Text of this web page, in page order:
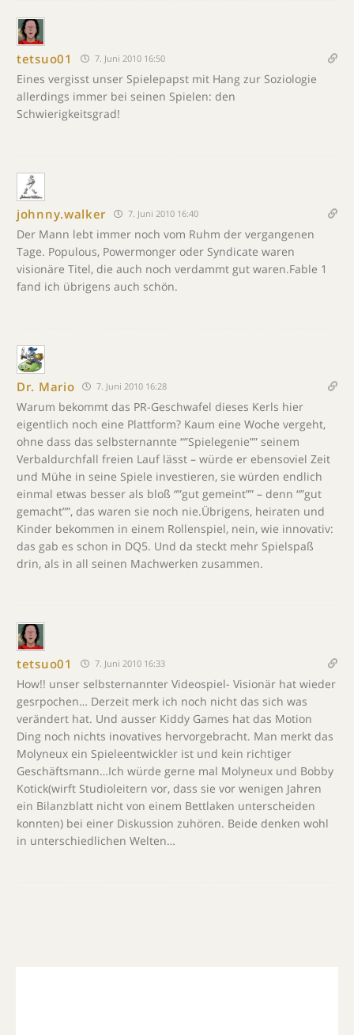
tetsuo01 7. Juni 2010 16:50
Eines vergisst unser Spielepapst mit Hang zur Soziologie
allerdings immer bei seinen Spielen: den
Schwierigkeitsgrad!
johnny.walker 7. Juni 2010 16:40
Der Mann lebt immer noch vom Ruhm der vergangenen
Tage. Populous, Powermonger oder Syndicate waren
visionäre Titel, die auch noch verdammt gut waren.Fable 1
fand ich übrigens auch schön.
Dr. Mario 7. Juni 2010 16:28
Warum bekommt das PR-Geschwafel dieses Kerls hier
eigentlich noch eine Plattform? Kaum eine Woche vergeht,
ohne dass das selbsternannte “”Spielegenie”” seinem
Verbaldurchfall freien Lauf lässt – würde er ebensoviel Zeit
und Mühe in seine Spiele investieren, sie würden endlich
einmal etwas besser als bloß “”gut gemeint”” – denn “”gut
gemacht””, das waren sie noch nie.Übrigens, heiraten und
Kinder bekommen in einem Rollenspiel, nein, wie innovativ:
das gab es schon in DQ5. Und da steckt mehr Spielspaß
drin, als in all seinen Machwerken zusammen.
tetsuo01 7. Juni 2010 16:33
How!! unser selbsternannter Videospiel- Visionär hat wieder
gesrpochen… Derzeit merk ich noch nicht das sich was
verändert hat. Und ausser Kiddy Games hat das Motion
Ding noch nichts inovatives hervorgebracht. Man merkt das
Molyneux ein Spieleentwickler ist und kein richtiger
Geschäftsmann…Ich würde gerne mal Molyneux und Bobby
Kotick(wirft Studioleitern vor, dass sie vor wenigen Jahren
ein Bilanzblatt nicht von einem Bettlaken unterscheiden
konnten) bei einer Diskussion zuhören. Beide denken wohl
in unterschiedlichen Welten…